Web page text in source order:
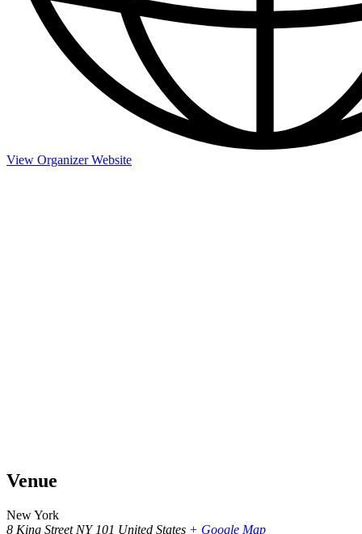
View Organizer Website
Venue
New York
8 King Street NY 101 United States + Google Map